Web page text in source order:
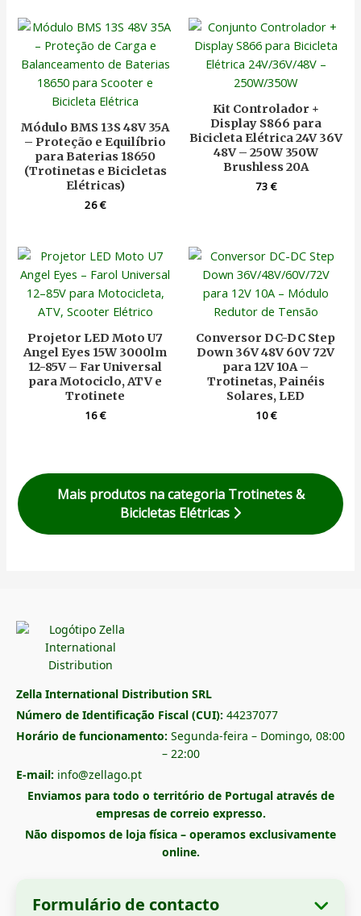
Módulo BMS 13S 48V 35A
– Proteção e Equilíbrio
para Baterias 18650
(Trotinetas e Bicicletas
Elétricas)
26€
Kit Controlador +
Display S866 para
Bicicleta Elétrica 24V 36V
48V – 250W 350W
Brushless 20A
73€
Projetor LED Moto U7
Angel Eyes 15W 3000lm
12-85V – Far Universal
para Motociclo, ATV e
Trotinete
16€
Conversor DC-DC Step
Down 36V 48V 60V 72V
para 12V 10A –
Trotinetas, Painéis
Solares, LED
10€
Mais produtos na categoria Trotinetes &
Bicicletas Elétricas
Zella International Distribution SRL
Número de Identificação Fiscal (CUI): 44237077
Horário de funcionamento: Segunda-feira – Domingo, 08:00
– 22:00
E-mail: info@zellago.pt
Enviamos para todo o território de Portugal através de
empresas de correio expresso.
Não dispomos de loja física – operamos exclusivamente
online.
Formulário de contacto